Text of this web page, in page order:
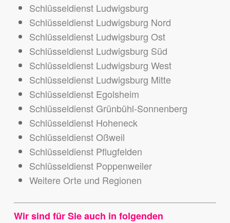
Schlüsseldienst Ludwigsburg
Schlüsseldienst Ludwigsburg Nord
Schlüsseldienst Ludwigsburg Ost
Schlüsseldienst Ludwigsburg Süd
Schlüsseldienst Ludwigsburg West
Schlüsseldienst Ludwigsburg Mitte
Schlüsseldienst Egolsheim
Schlüsseldienst Grünbühl-Sonnenberg
Schlüsseldienst Hoheneck
Schlüsseldienst Oßweil
Schlüsseldienst Pflugfelden
Schlüsseldienst Poppenweiler
Weitere Orte und Regionen
Wir sind für Sie auch in folgenden